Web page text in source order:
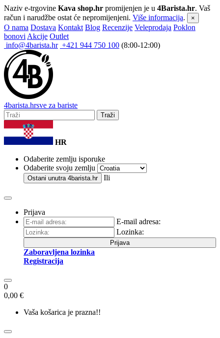
Naziv e-trgovine Kava shop.hr promijenjen je u 4Barista.hr. Vaš
račun i narudžbe ostat će nepromijenjeni. Više informacija. ×
O nama Dostava Kontakt Blog Recenzije Veleprodaja Poklon
bonovi Akcije Outlet
info@4barista.hr +421 944 750 100 (8:00-12:00)
4barista.hrsve za bariste
Traži
HR
Odaberite zemlju isporuke
Odaberite svoju zemlju
Ostani unutra 4barista.hr Ili
Prijava
E-mail adresa:
Lozinka:
Prijava
Zaboravljena lozinka
Registracija
0
0,00 €
Vaša košarica je prazna!!